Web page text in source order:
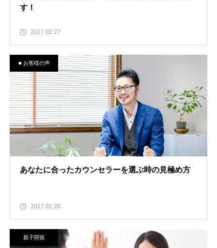
す！
2017.02.27
■ お客様の声
あなたに合ったカウンセラーを選ぶ時の見極め方
2017.02.20
親子関係